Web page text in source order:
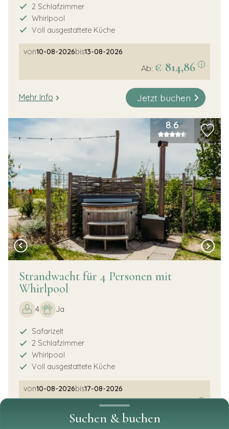
Suchen & buchen
2 Schlafzimmer
Whirlpool
Voll ausgestattete Küche
von10-08-2026bis13-08-2026
Ab: € 814,86 i
Mehr Info Jetzt buchen
8.6
Strandwacht für 4 Personen mit
Whirlpool
4 Ja
Safarizelt
2 Schlafzimmer
Whirlpool
Voll ausgestattete Küche
von10-08-2026bis17-08-2026
€ 2641,34 i